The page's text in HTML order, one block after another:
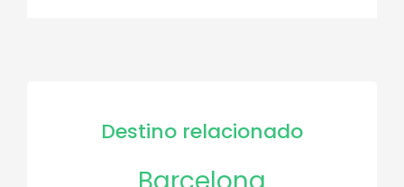
Destino relacionado